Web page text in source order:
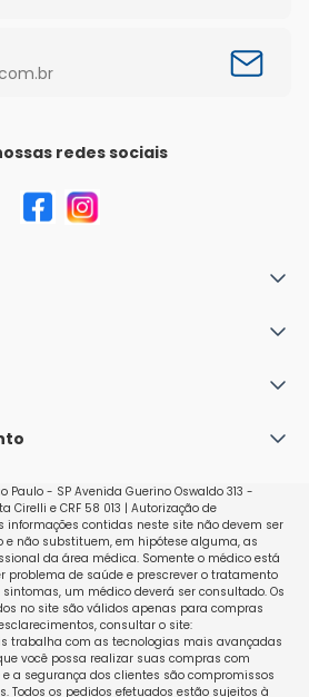
redes sociais
Paulo - SP Avenida Guerino Oswaldo 313 -
Cirelli e CRF 58 013 | Autorização de
informações contidas neste site não devem ser
não substituem, em hipótese alguma, as
da área médica. Somente o médico está
de saúde e prescrever o tratamento
um médico deverá ser consultado. Os
no site são válidos apenas para compras
consultar o site:
trabalha com as tecnologias mais avançadas
você possa realizar suas compras com
a segurança dos clientes são compromissos
Todos os pedidos efetuados estão sujeitos à